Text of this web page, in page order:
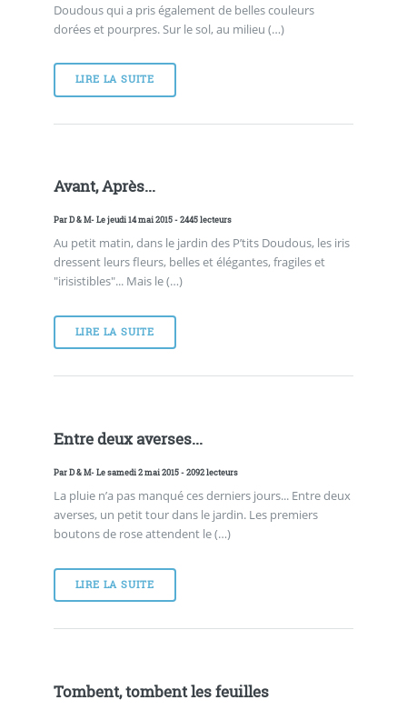
Doudous qui a pris également de belles couleurs
dorées et pourpres. Sur le sol, au milieu (…)
LIRE LA SUITE
Avant, Après...
ParD & M- Le jeudi 14 mai 2015 - 2445 lecteurs
Au petit matin, dans le jardin des P’tits Doudous, les iris
dressent leurs fleurs, belles et élégantes, fragiles et
"irisistibles"... Mais le (…)
LIRE LA SUITE
Entre deux averses...
ParD & M- Le samedi 2 mai 2015 - 2092 lecteurs
La pluie n’a pas manqué ces derniers jours... Entre deux
averses, un petit tour dans le jardin. Les premiers
boutons de rose attendent le (…)
LIRE LA SUITE
Tombent, tombent les feuilles